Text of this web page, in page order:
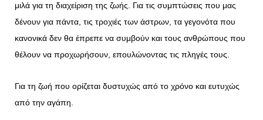
μιλά για τη διαχείριση της ζωής. Για τις συμπτώσεις που μας
δένουν για πάντα, τις τροχιές των άστρων, τα γεγονότα που
κανονικά δεν θα έπρεπε να συμβούν και τους ανθρώπους που
θέλουν να προχωρήσουν, επουλώνοντας τις πληγές τους.
Για τη ζωή που ορίζεται δυστυχώς από το χρόνο και ευτυχώς
από την αγάπη.